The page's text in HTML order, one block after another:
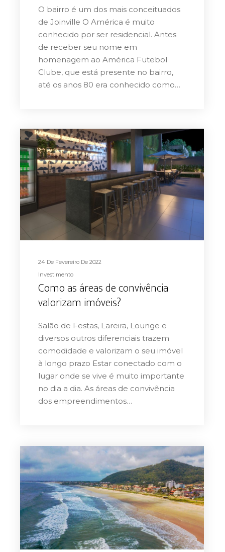
O bairro é um dos mais conceituados
de Joinville O América é muito
conhecido por ser residencial. Antes
de receber seu nome em
homenagem ao América Futebol
Clube, que está presente no bairro,
até os anos 80 era conhecido como…
24 De Fevereiro De 2022
Investimento
Como as áreas de convivência
valorizam imóveis?
Salão de Festas, Lareira, Lounge e
diversos outros diferenciais trazem
comodidade e valorizam o seu imóvel
à longo prazo Estar conectado com o
lugar onde se vive é muito importante
no dia a dia. As áreas de convivência
dos empreendimentos…